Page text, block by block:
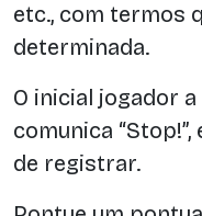
etc., com termos
determinada.
O inicial jogador
comunica
de registrar.